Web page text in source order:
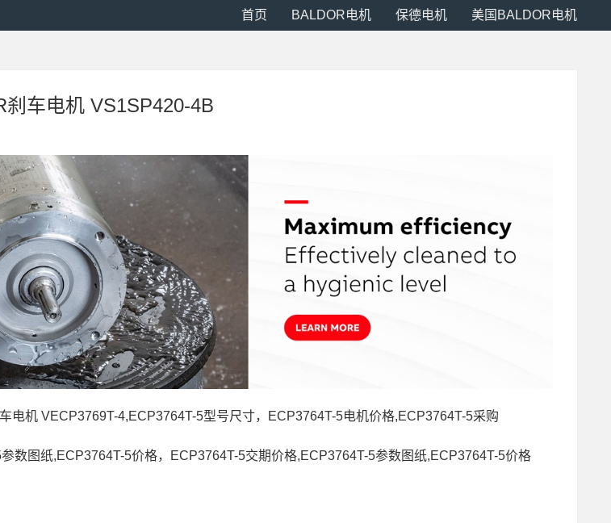
首页 BALDOR电机 保德电机 美国BALDOR电机
车电机 VS1SP420-4B
电机 VECP3769T-4,ECP3764T-5型号尺寸，ECP3764T-5电机价格,ECP3764T-5采购
数图纸,ECP3764T-5价格，ECP3764T-5交期价格,ECP3764T-5参数图纸,ECP3764T-5价格